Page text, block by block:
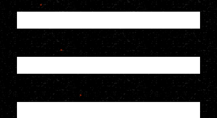
Naam *
E-mailadres *
Telefoonnummer *